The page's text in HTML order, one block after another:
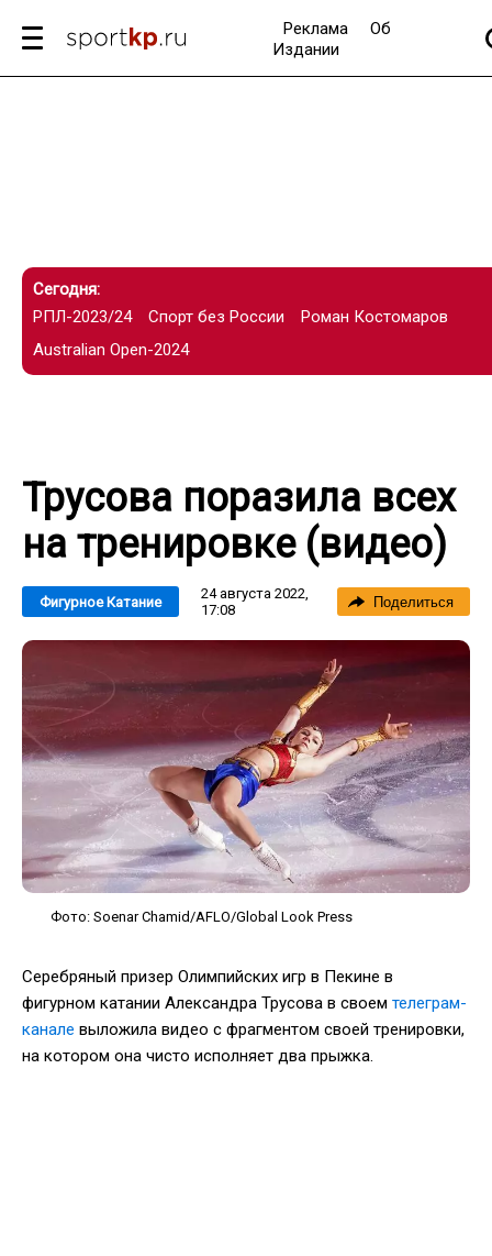
Реклама
Об
Издании
Сегодня:
РПЛ-2023/24
Спорт без России
Роман Костомаров
Australian Open-2024
Трусова поразила всех
на тренировке (видео)
Фигурное Катание
24 августа 2022,
17:08
Поделиться
Фото: Soenar Chamid/AFLO/Global Look Press
Серебряный призер Олимпийских игр в Пекине в
фигурном катании Александра Трусова в своем телеграм-
канале выложила видео с фрагментом своей тренировки,
на котором она чисто исполняет два прыжка.